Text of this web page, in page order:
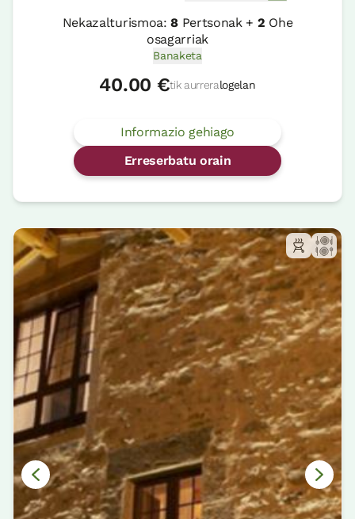
Nekazalturismoa:8Pertsonak + 2 Ohe
osagarriak
Banaketa
40.00 €tik aurreralogelan
Informazio gehiago
Erreserbatu orain